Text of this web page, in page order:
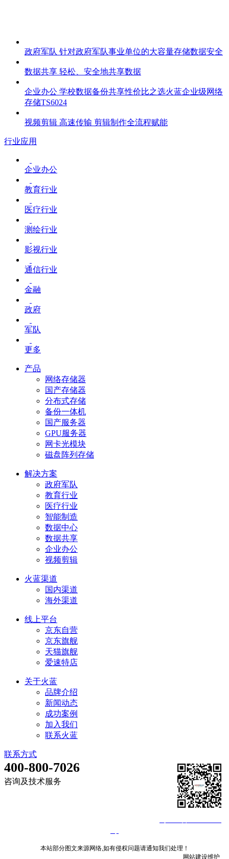
政府军队 针对政府军队事业单位的大容量存储数据安全
数据共享 轻松、安全地共享数据
企业办公 学校数据备份共享性价比之选火蓝企业级网络
存储TS6024
视频剪辑 高速传输 剪辑制作全流程赋能
行业应用
企业办公
教育行业
医疗行业
测绘行业
影视行业
通信行业
金融
政府
军队
更多
产品
网络存储器
国产存储器
分布式存储
备份一体机
国产服务器
GPU服务器
网卡光模块
磁盘阵列存储
解决方案
政府军队
教育行业
医疗行业
智能制造
数据中心
数据共享
企业办公
视频剪辑
火蓝渠道
国内渠道
海外渠道
线上平台
京东自营
京东旗舰
天猫旗舰
爱速特店
关于火蓝
品牌介绍
新闻动态
成功案例
加入我们
联系火蓝
联系方式
400-800-7026
咨询及技术服务
本站部分图文来源网络,如有侵权问题请通知我们处理！
网站建设维护